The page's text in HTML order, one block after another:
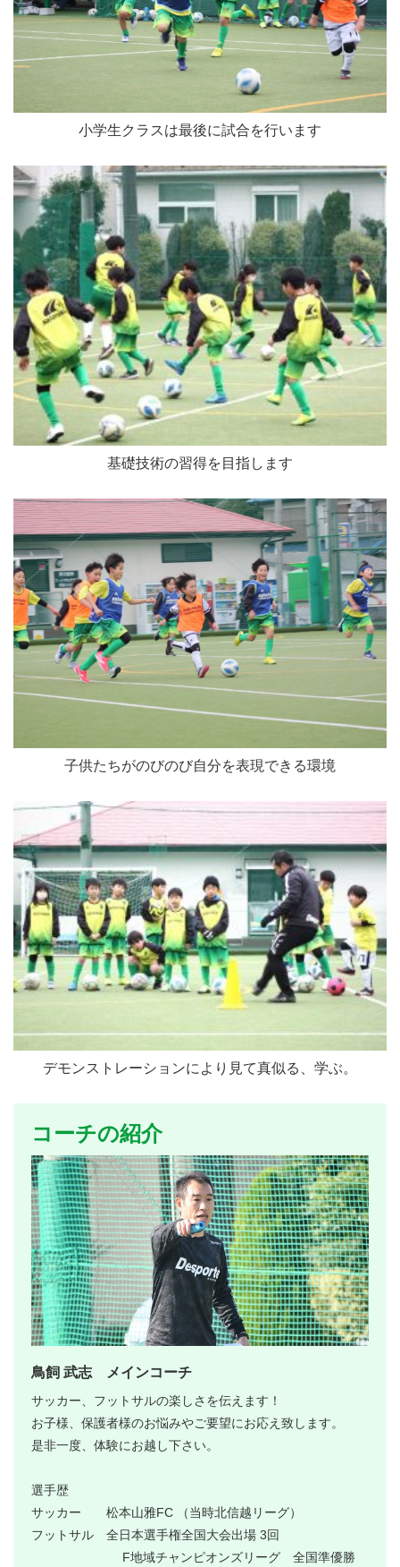
小学生クラスは最後に試合を行います
基礎技術の習得を目指します
子供たちがのびのび自分を表現できる環境
デモンストレーションにより見て真似る、学ぶ。
コーチの紹介
鳥飼 武志 メインコーチ
サッカー、フットサルの楽しさを伝えます！
お子様、保護者様のお悩みやご要望にお応え致します。
是非一度、体験にお越し下さい。
選手歴
サッカー 松本山雅FC （当時北信越リーグ）
フットサル 全日本選手権全国大会出場 3回
F地域チャンピオンズリーグ 全国準優勝